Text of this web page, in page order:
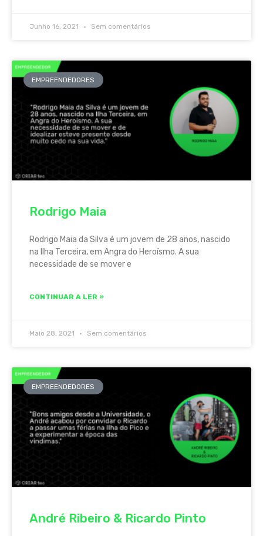
Junho 16, 2021 Sem comentários
EMPREENDEDORES
Rodrigo Maia
Rodrigo Maia da Silva é um jovem de 28 anos, nascido
na Ilha Terceira, em Angra do Heroísmo. A sua
necessidade de se mover e
CONTINUAR A LER »
Maio 28, 2021 Sem comentários
EMPREENDEDORES
André Ribeiro & Ricardo Pinto